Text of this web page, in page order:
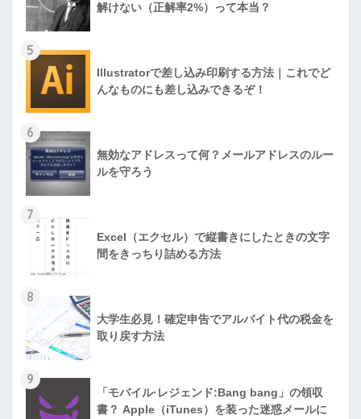
解けない（正解率2%）って本当？
5
Illustratorで差し込み印刷する方法｜これでど
んなものにも差し込みできるぞ！
6
無効なアドレスって何？メールアドレスのルー
ルを守ろう
7
Excel（エクセル）で縦書きにしたときの文字
間をきっちり詰める方法
8
大学生必見！確定申告でアルバイト代の税金を
取り戻す方法
9
「モバイル·レジェンド:Bang bang」の領収
書？ Apple（iTunes）を装った迷惑メールに